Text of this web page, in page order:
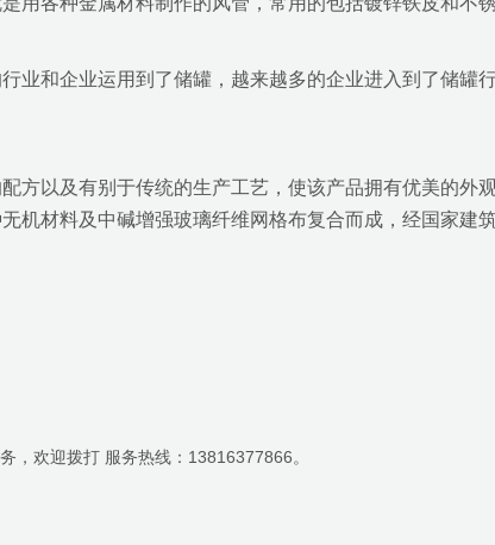
业和企业运用到了储罐，越来越多的企业进入到了储罐
方以及有别于传统的生产工艺，使该产品拥有优美的外
机材料及中碱增强玻璃纤维网格布复合而成，经国家建
，欢迎拨打 服务热线：13816377866。